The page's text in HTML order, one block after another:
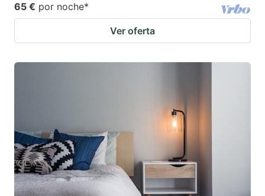
65 € por noche*
Ver oferta